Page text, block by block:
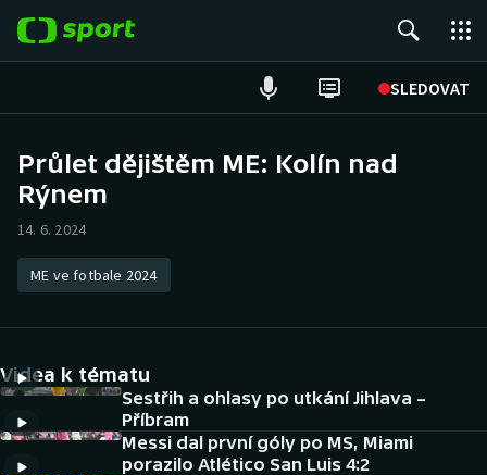
SLEDOVAT
Hokej
Atletika
DALŠÍ SPORTY
Americký fotbal
NEPŘEHLÉDNĚTE
Průlet dějištěm ME: Kolín nad
Rýnem
14. 6. 2024
ME ve fotbale 2024
Videa k tématu
Sestřih a ohlasy po utkání Jihlava –
Příbram
Messi dal první góly po MS, Miami
porazilo Atlético San Luis 4:2